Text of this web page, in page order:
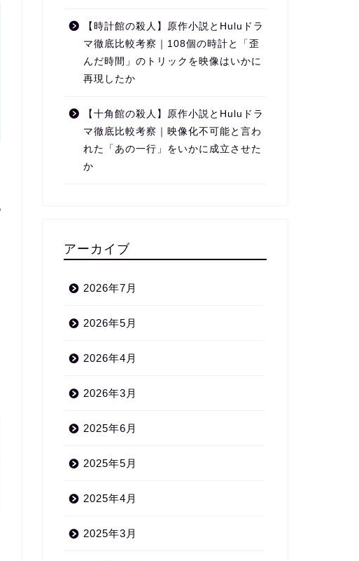
【時計館の殺人】原作小説とHuluドラ
マ徹底比較考察｜108個の時計と「歪
んだ時間」のトリックを映像はいかに
再現したか
【十角館の殺人】原作小説とHuluドラ
マ徹底比較考察｜映像化不可能と言わ
れた「あの一行」をいかに成立させた
か
アーカイブ
2026年7月
2026年5月
2026年4月
2026年3月
2025年6月
2025年5月
2025年4月
2025年3月